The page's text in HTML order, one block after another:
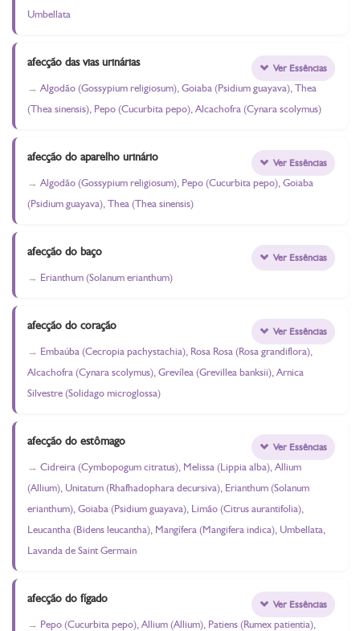
Umbellata
afecção das vias urinárias
Algodão (Gossypium religiosum), Goiaba (Psidium guayava), Thea
(Thea sinensis), Pepo (Cucurbita pepo), Alcachofra (Cynara scolymus)
Ver Essências
afecção do aparelho urinário
Algodão (Gossypium religiosum), Pepo (Cucurbita pepo), Goiaba
(Psidium guayava), Thea (Thea sinensis)
Ver Essências
afecção do baço
Erianthum (Solanum erianthum)
Ver Essências
afecção do coração
Embaúba (Cecropia pachystachia), Rosa Rosa (Rosa grandiflora),
Alcachofra (Cynara scolymus), Grevílea (Grevillea banksii), Arnica
Silvestre (Solidago microglossa)
Ver Essências
afecção do estômago
Cidreira (Cymbopogum citratus), Melissa (Lippia alba), Allium
(Allium), Unitatum (Rhafhadophara decursiva), Erianthum (Solanum
erianthum), Goiaba (Psidium guayava), Limão (Citrus aurantifolia),
Leucantha (Bidens leucantha), Mangífera (Mangifera indica), Umbellata,
Lavanda de Saint Germain
Ver Essências
afecção do fígado
Pepo (Cucurbita pepo), Allium (Allium), Patiens (Rumex patientia),
Ver Essências